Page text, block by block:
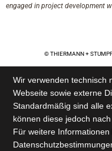
engaged in project development
© THIERMANN +
Wir verwenden technisch
Webseite sowie externe
Standardmäßig sind alle
können diese jedoch
Für weitere